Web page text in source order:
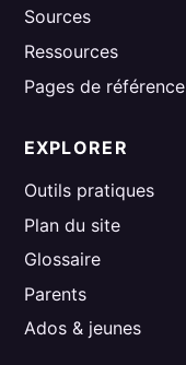
Sources
Ressources
Pages de référence
EXPLORER
Outils pratiques
Plan du site
Glossaire
Parents
Ados & jeunes